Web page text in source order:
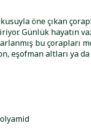
öne çıkan
Günlük hayatın
bu çorapları
eşofman altları ya